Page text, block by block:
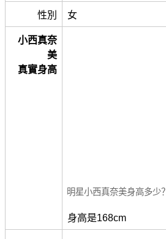
性別 女
小西真奈
美
真實身高
明星小西真奈美身高多少？
身高是168cm